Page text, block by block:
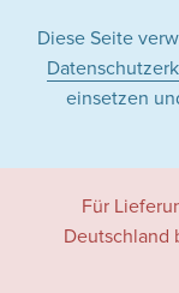
Diese Seite
einsetzen
Für
Deutschland